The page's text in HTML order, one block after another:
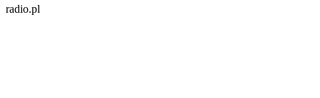
radio.pl